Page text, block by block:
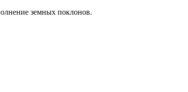
земных поклонов.